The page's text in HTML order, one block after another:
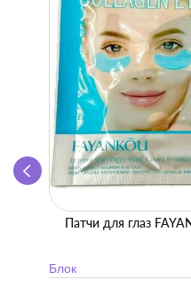
Патчи для глаз
Блок